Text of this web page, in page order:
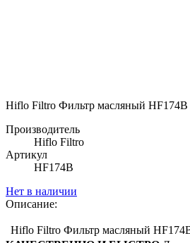
Hiflo Filtro Фильтр масляный HF174B
Производитель
Hiflo Filtro
Артикул
HF174B
Нет в наличии
Описание:
Hiflo Filtro Фильтр масляный